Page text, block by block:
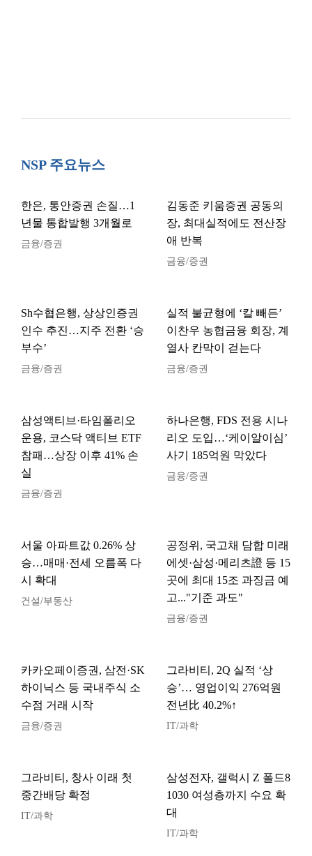
NSP 주요뉴스
한은, 통안증권 손질…1
년물 통합발행 3개월로
금융/증권
김동준 키움증권 공동의
장, 최대실적에도 전산장
애 반복
금융/증권
Sh수협은행, 상상인증권
인수 추진…지주 전환 ‘승
부수’
금융/증권
실적 불균형에 ‘칼 빼든’
이찬우 농협금융 회장, 계
열사 칸막이 걷는다
금융/증권
삼성액티브·타임폴리오
운용, 코스닥 액티브 ETF
참패…상장 이후 41% 손
실
금융/증권
하나은행, FDS 전용 시나
리오 도입…‘케이알이심’
사기 185억원 막았다
금융/증권
서울 아파트값 0.26% 상
승…매매·전세 오름폭 다
시 확대
건설/부동산
공정위, 국고채 담합 미래
에셋·삼성·메리츠證 등 15
곳에 최대 15조 과징금 예
고..."기준 과도"
금융/증권
카카오페이증권, 삼전·SK
하이닉스 등 국내주식 소
수점 거래 시작
금융/증권
그라비티, 2Q 실적 ‘상
승’… 영업이익 276억원
전년比 40.2%↑
IT/과학
그라비티, 창사 이래 첫
중간배당 확정
IT/과학
삼성전자, 갤럭시 Z 폴드8
1030 여성층까지 수요 확
대
IT/과학